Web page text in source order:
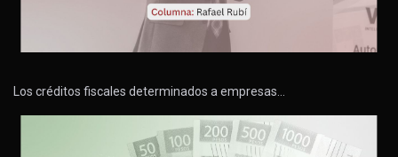
Los créditos fiscales determinados a empresas…